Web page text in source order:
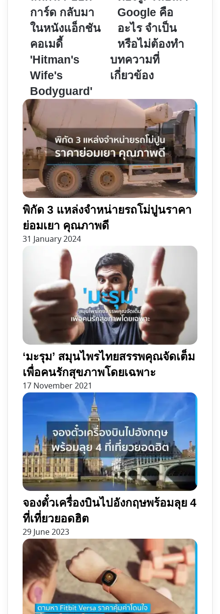
แสบ
ซ่า
ส์
นัก
บอดี้
การ์ด
กลับ
มา
ใน
หนัง
แอ็
กชัน
คอ
เม
ดี้
'Hitman's
Wife's
Bodyguard'
การ์ด กลับมา
ในหนังแอ็กชัน
คอเมดี้
'Hitman's
Wife's
Bodyguard'
การ
ต้อง
รู้!
โฆษณา
คือ
อะไร
หรือ
ต้อง
ทำ
Google คือ
อะไร จำเป็น
หรือไม่ต้องทำ
บทความที่
เกี่ยวข้อง
พิกัด 3 แหล่งจำหน่ายรถโม่ปูนราคา
ย่อมเยา คุณภาพดี
31 January 2024
‘มะรุม’ สมุนไพรไทยสรรพคุณจัดเต็ม
เพื่อคนรักสุขภาพโดยเฉพาะ
17 November 2021
จองตั๋วเครื่องบินไปอังกฤษพร้อมลุย 4
ที่เที่ยวยอดฮิต
29 June 2023